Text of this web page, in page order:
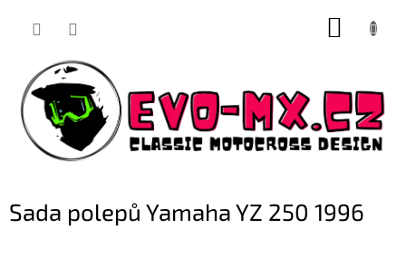
Sada polepů Yamaha YZ 250 1996